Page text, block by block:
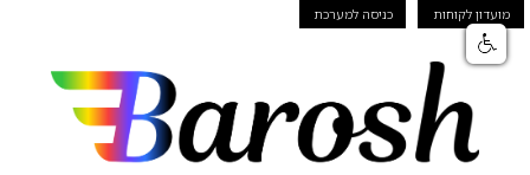
מועדון לקוחות כניסה למערכת